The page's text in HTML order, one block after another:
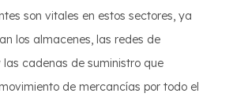
son vitales en estos sectores, ya
los almacenes, las redes de
cadenas de suministro que
de mercancías por todo el